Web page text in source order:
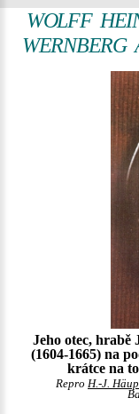
WOLFF
Jeho otec,
(1604-1665) na
krátce na
Repro H.-J.